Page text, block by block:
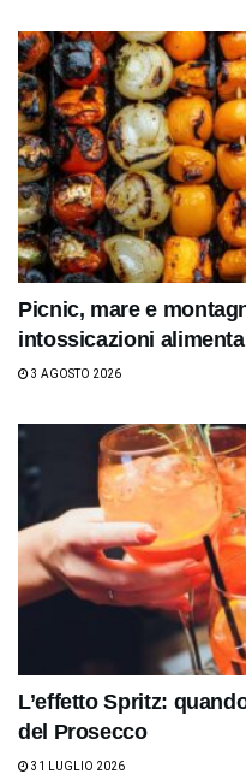
Picnic, mare e
intossicazioni
3 AGOSTO 2026
L’effetto Spritz:
del Prosecco
31 LUGLIO 2026